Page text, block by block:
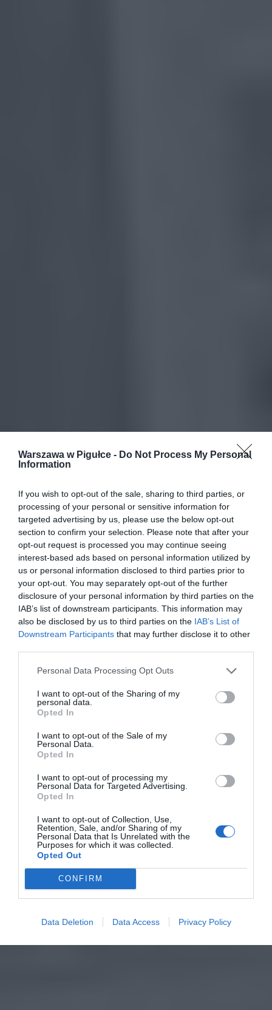
Warszawa w Pigułce - Do Not Process My Personal
Information
If you wish to opt-out of the sale, sharing to third parties, or
processing of your personal or sensitive information for
targeted advertising by us, please use the below opt-out
section to confirm your selection. Please note that after your
opt-out request is processed you may continue seeing
interest-based ads based on personal information utilized by
us or personal information disclosed to third parties prior to
your opt-out. You may separately opt-out of the further
disclosure of your personal information by third parties on the
IAB’s list of downstream participants. This information may
also be disclosed by us to third parties on the IAB’s List of
Downstream Participants that may further disclose it to other
Personal Data Processing Opt Outs
I want to opt-out of the Sharing of my
personal data.
Opted In
I want to opt-out of the Sale of my
Personal Data.
Opted In
I want to opt-out of processing my
Personal Data for Targeted Advertising.
Opted In
I want to opt-out of Collection, Use,
Retention, Sale, and/or Sharing of my
Personal Data that Is Unrelated with the
Purposes for which it was collected.
Opted Out
CONFIRM
Data Deletion Data Access Privacy Policy